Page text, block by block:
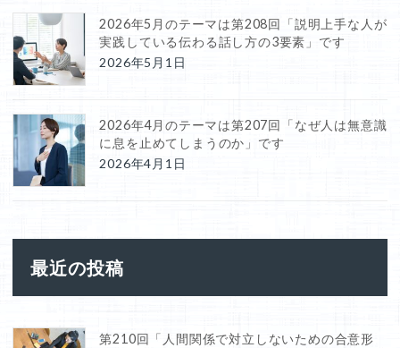
2026年5月のテーマは第208回「説明上手な人が
実践している伝わる話し方の3要素」です
2026年5月1日
2026年4月のテーマは第207回「なぜ人は無意識
に息を止めてしまうのか」です
2026年4月1日
最近の投稿
第210回「人間関係で対立しないための合意形